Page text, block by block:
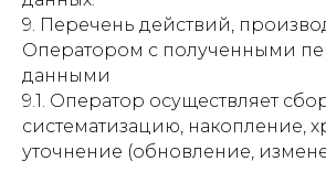
9. Перечень действий,
Оператором с полученными
данными
9.1. Оператор осуществляет
систематизацию, накопление,
уточнение (обновление,